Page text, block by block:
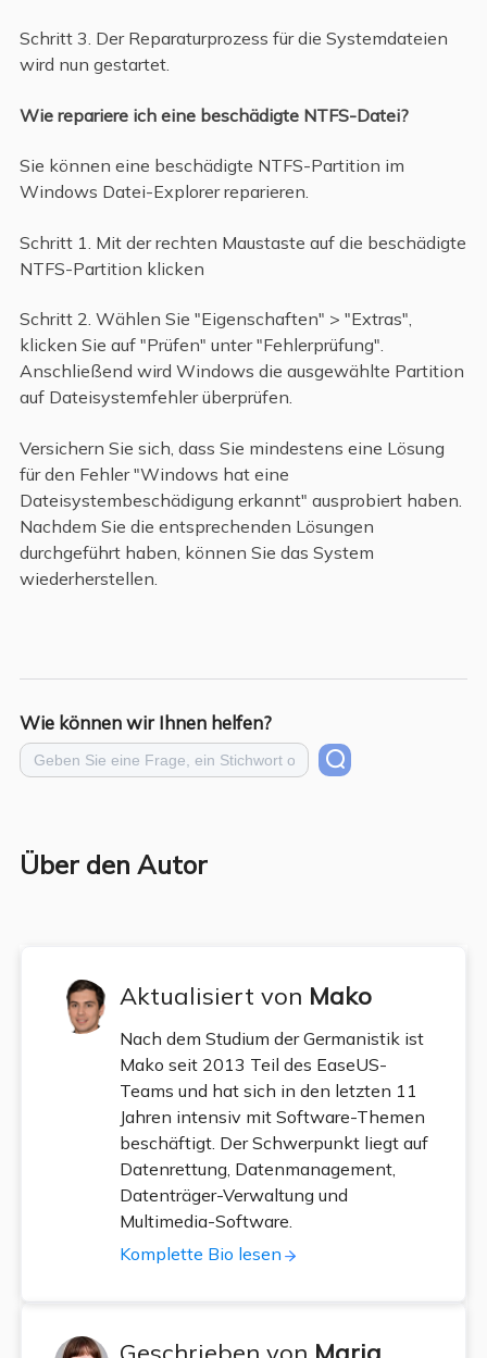
Schritt 3. Der Reparaturprozess für die Systemdateien
wird nun gestartet.
Wie repariere ich eine beschädigte NTFS-Datei?
Sie können eine beschädigte NTFS-Partition im
Windows Datei-Explorer reparieren.
Schritt 1. Mit der rechten Maustaste auf die beschädigte
NTFS-Partition klicken
Schritt 2. Wählen Sie "Eigenschaften" > "Extras",
klicken Sie auf "Prüfen" unter "Fehlerprüfung".
Anschließend wird Windows die ausgewählte Partition
auf Dateisystemfehler überprüfen.
Versichern Sie sich, dass Sie mindestens eine Lösung
für den Fehler "Windows hat eine
Dateisystembeschädigung erkannt" ausprobiert haben.
Nachdem Sie die entsprechenden Lösungen
durchgeführt haben, können Sie das System
wiederherstellen.
Wie können wir Ihnen helfen?
Über den Autor
Aktualisiert von Mako
Nach dem Studium der Germanistik ist
Mako seit 2013 Teil des EaseUS-
Teams und hat sich in den letzten 11
Jahren intensiv mit Software-Themen
beschäftigt. Der Schwerpunkt liegt auf
Datenrettung, Datenmanagement,
Datenträger-Verwaltung und
Multimedia-Software.
Komplette Bio lesen